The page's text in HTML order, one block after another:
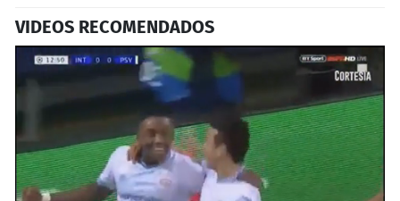
VIDEOS RECOMENDADOS